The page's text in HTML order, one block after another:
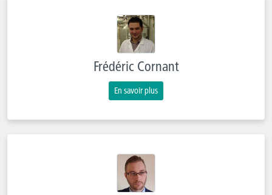
Frédéric Cornant
En savoir plus